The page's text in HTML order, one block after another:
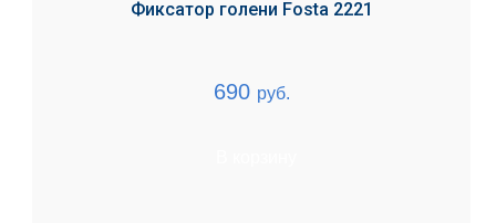
Фиксатор голени Fosta 2221
690 руб.